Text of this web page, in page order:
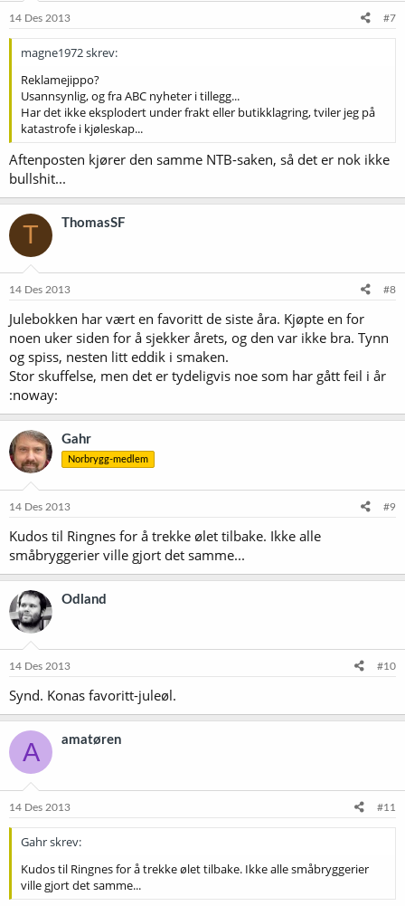
14 Des 2013 #7
magne1972 skrev:
Reklamejippo?
Usannsynlig, og fra ABC nyheter i tillegg...
Har det ikke eksplodert under frakt eller butikklagring, tviler jeg på
katastrofe i kjøleskap...
Aftenposten kjører den samme NTB-saken, så det er nok ikke
bullshit...
T ThomasSF
14 Des 2013 #8
Julebokken har vært en favoritt de siste åra. Kjøpte en for
noen uker siden for å sjekker årets, og den var ikke bra. Tynn
og spiss, nesten litt eddik i smaken.
Stor skuffelse, men det er tydeligvis noe som har gått feil i år
:noway:
Gahr
Norbrygg-medlem
14 Des 2013 #9
Kudos til Ringnes for å trekke ølet tilbake. Ikke alle
småbryggerier ville gjort det samme...
Odland
14 Des 2013 #10
Synd. Konas favoritt-juleøl.
A amatøren
14 Des 2013 #11
Gahr skrev:
Kudos til Ringnes for å trekke ølet tilbake. Ikke alle småbryggerier
ville gjort det samme...